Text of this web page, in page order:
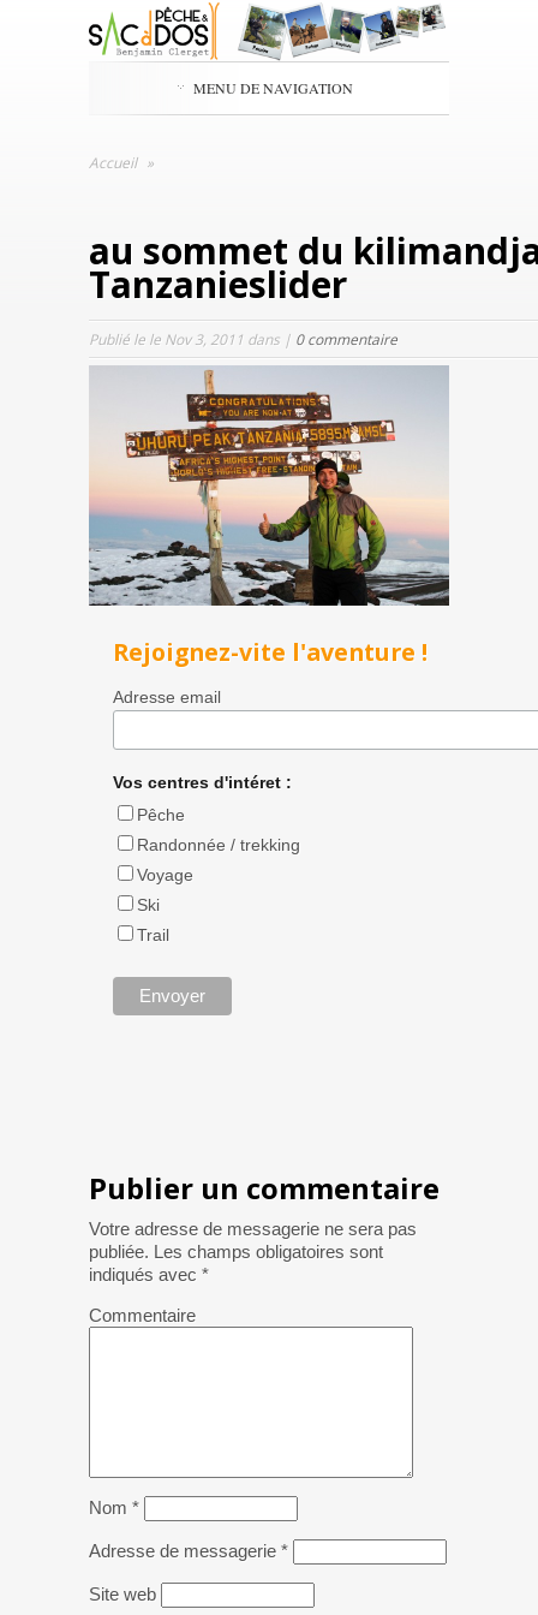
MENU DE NAVIGATION
Accueil »
au sommet du
Tanzanieslider
Publié le le Nov 3, 2011 dans | 0 commentaire
Rejoignez-vite l'aventure !
Adresse email
Vos centres d'intéret :
Pêche
Randonnée / trekking
Voyage
Ski
Trail
Publier un commentaire
Votre adresse de messagerie ne sera pas
publiée. Les champs obligatoires sont
indiqués avec *
Commentaire
Nom *
Adresse de messagerie *
Site web